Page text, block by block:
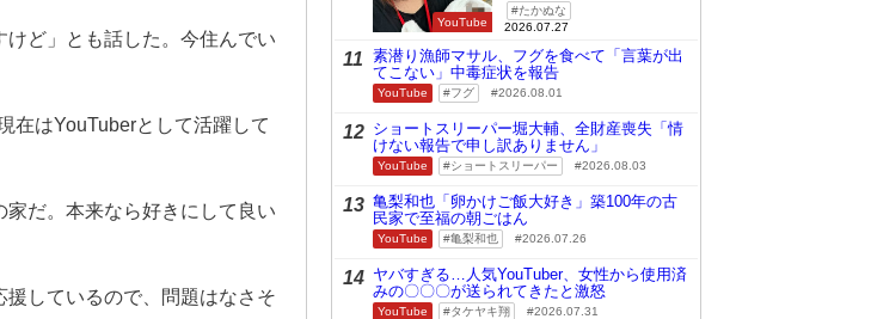
ど」とも話した。今住んでい
在はYouTuberとして活躍して
だ。本来なら好きにして良い
しているので、問題はなさそ
YouTube
たかぬな
2026.07.27
11
素潜り漁師マサル、フグを食べて「言葉が出
てこない」中毒症状を報告
YouTube フグ 2026.08.01
12 ショートスリーパー堀大輔、全財産喪失「情
けない報告で申し訳ありません」
YouTube ショートスリーパー 2026.08.03
13 亀梨和也「卵かけご飯大好き」築100年の古
民家で至福の朝ごはん
YouTube 亀梨和也 2026.07.26
14 ヤバすぎる…人気YouTuber、女性から使用済
みの〇〇〇が送られてきたと激怒
YouTube タケヤキ翔 2026.07.31